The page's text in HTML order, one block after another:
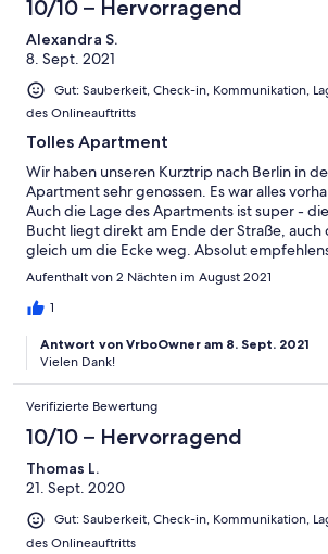
10/10 – Hervorragend
Alexandra S.
8. Sept. 2021
Gut: Sauberkeit, Check-in, Kommunikation,
des Onlineauftritts
Tolles Apartment
Wir haben unseren Kurztrip nach Berlin in
Apartment sehr genossen. Es war alles
Auch die Lage des Apartments ist super -
Bucht liegt direkt am Ende der Straße, auch
gleich um die Ecke weg. Absolut
Aufenthalt von 2 Nächten im August 2021
1
Antwort von VrboOwner am 8. Sept. 2021
Vielen Dank!
Verifizierte Bewertung
10/10 – Hervorragend
Thomas L.
21. Sept. 2020
Gut: Sauberkeit, Check-in, Kommunikation,
des Onlineauftritts